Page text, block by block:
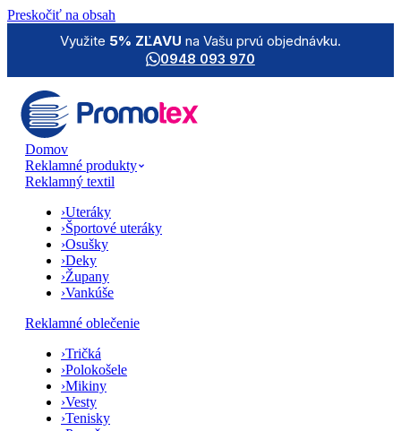
Preskočiť na obsah
Využite 5% ZĽAVU na Vašu prvú objednávku.
0948 093 970
Domov
Reklamné produkty
Reklamný textil
›Uteráky
›Športové uteráky
›Osušky
›Deky
›Župany
›Vankúše
Reklamné oblečenie
›Tričká
›Polokošele
›Mikiny
›Vesty
›Tenisky